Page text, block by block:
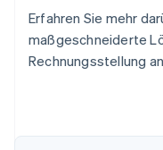
Erfahren Sie mehr
maßgeschneiderte
Rechnungsstellung
Australien
English
Belgien
NederlandsFrançais
English